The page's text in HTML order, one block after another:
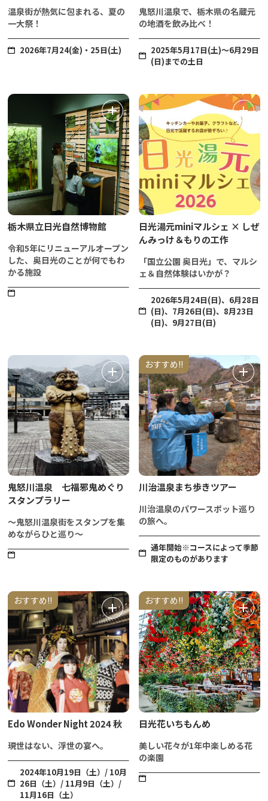
温泉街が熱気に包まれる、夏の
一大祭！
2026年7月24(金)・25日(土)
鬼怒川温泉で、栃木県の名蔵元
の地酒を飲み比べ！
2025年5月17日(土)～6月29日
(日)までの土日
栃木県立日光自然博物館
令和5年にリニューアルオープン
した、奥日光のことが何でもわ
かる施設
日光湯元miniマルシェ × しぜ
んみっけ＆もりの工作
「国立公園 奥日光」で、マルシ
ェ＆自然体験はいかが？
2026年5月24日(日)、6月28日
(日)、7月26日(日)、8月23日
(日)、9月27日(日)
鬼怒川温泉 七福邪鬼めぐり
スタンプラリー
～鬼怒川温泉街をスタンプを集
めながらひと巡り～
おすすめ!!
川治温泉まち歩きツアー
川治温泉のパワースポット巡り
の旅へ。
通年開始※コースによって季節
限定のものがあります
おすすめ!!
Edo Wonder Night 2024 秋
現世はない、浮世の宴へ。
2024年10月19日（土）/ 10月
26日（土）/ 11月9日（土）/
11月16日（土）
おすすめ!!
日光花いちもんめ
美しい花々が1年中楽しめる花
の楽園